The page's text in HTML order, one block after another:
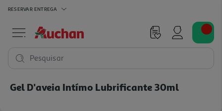
RESERVAR ENTREGA
Pesquisar
Gel D'aveia Intímo Lubrificante 30ml